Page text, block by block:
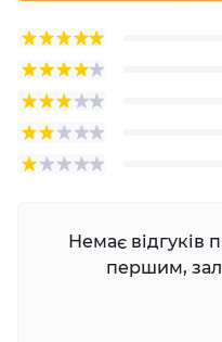
Немає відгуків
першим,